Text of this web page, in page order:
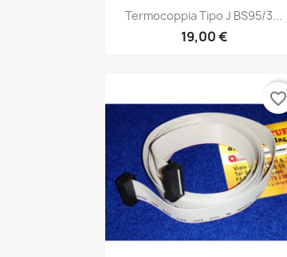
Anteprima
Termocoppia Tipo J BS95/3...
19,00 €
favorite_border